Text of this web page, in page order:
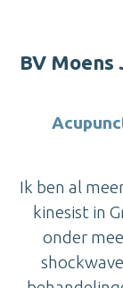
BV Moens
Ik ben al
kinesist in
onder